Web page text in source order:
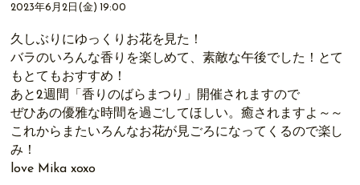
2023年6月2日(金) 19:00
久しぶりにゆっくりお花を見た！
バラのいろんな香りを楽しめて、素敵な午後でした！ とて
もとてもおすすめ！
あと2週間「香りのばらまつり」開催されますので
ぜひあの優雅な時間を過ごしてほしい。癒されますよ～～
これからまたいろんなお花が見ごろになってくるので楽し
み！
love Mika xoxo